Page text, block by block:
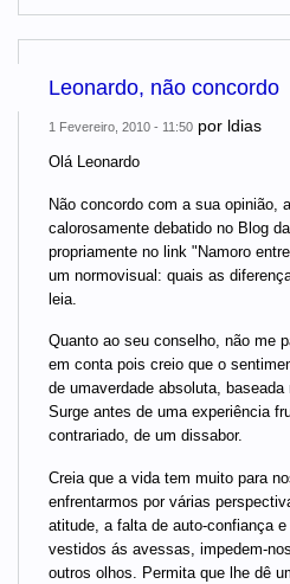
Leonardo, não concordo
1 Fevereiro, 2010 - 11:50 por ldias
Olá Leonardo
Não concordo com a sua opinião,
calorosamente debatido no Blog
propriamente no link "Namoro
um normovisual: quais as
leia.
Quanto ao seu conselho, não me
em conta pois creio que o
de umaverdade absoluta,
Surge antes de uma experiência
contrariado, de um dissabor.
Creia que a vida tem muito para
enfrentarmos por várias
atitude, a falta de auto-confiança
vestidos ás avessas, impedem-
outros olhos. Permita que lhe dê